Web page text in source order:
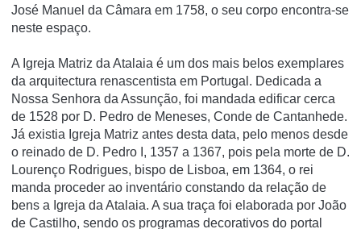
José Manuel da Câmara em 1758, o seu corpo encontra-se
neste espaço.
A Igreja Matriz da Atalaia é um dos mais belos exemplares
da arquitectura renascentista em Portugal. Dedicada a
Nossa Senhora da Assunção, foi mandada edificar cerca
de 1528 por D. Pedro de Meneses, Conde de Cantanhede.
Já existia Igreja Matriz antes desta data, pelo menos desde
o reinado de D. Pedro I, 1357 a 1367, pois pela morte de D.
Lourenço Rodrigues, bispo de Lisboa, em 1364, o rei
manda proceder ao inventário constando da relação de
bens a Igreja da Atalaia. A sua traça foi elaborada por João
de Castilho, sendo os programas decorativos do portal